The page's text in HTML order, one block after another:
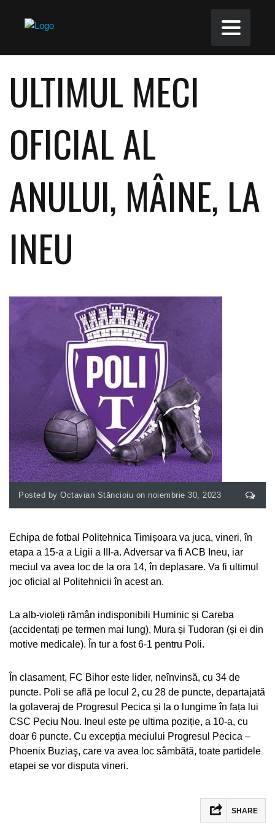
ULTIMUL MECI
OFICIAL AL
ANULUI, MÂINE, LA
INEU
Posted by Octavian Stăncioiu on noiembrie 30, 2023
Echipa de fotbal Politehnica Timișoara va juca, vineri, în
etapa a 15-a a Ligii a III-a. Adversar va fi ACB Ineu, iar
meciul va avea loc de la ora 14, în deplasare. Va fi ultimul
joc oficial al Politehnicii în acest an.
La alb-violeți rămân indisponibili Huminic și Careba
(accidentați pe termen mai lung), Mura și Tudoran (și ei din
motive medicale). În tur a fost 6-1 pentru Poli.
În clasament, FC Bihor este lider, neînvinsă, cu 34 de
puncte. Poli se află pe locul 2, cu 28 de puncte, departajată
la golaveraj de Progresul Pecica și la o lungime în fața lui
CSC Peciu Nou. Ineul este pe ultima poziție, a 10-a, cu
doar 6 puncte. Cu excepția meciului Progresul Pecica –
Phoenix Buziaş, care va avea loc sâmbătă, toate partidele
etapei se vor disputa vineri.
SHARE